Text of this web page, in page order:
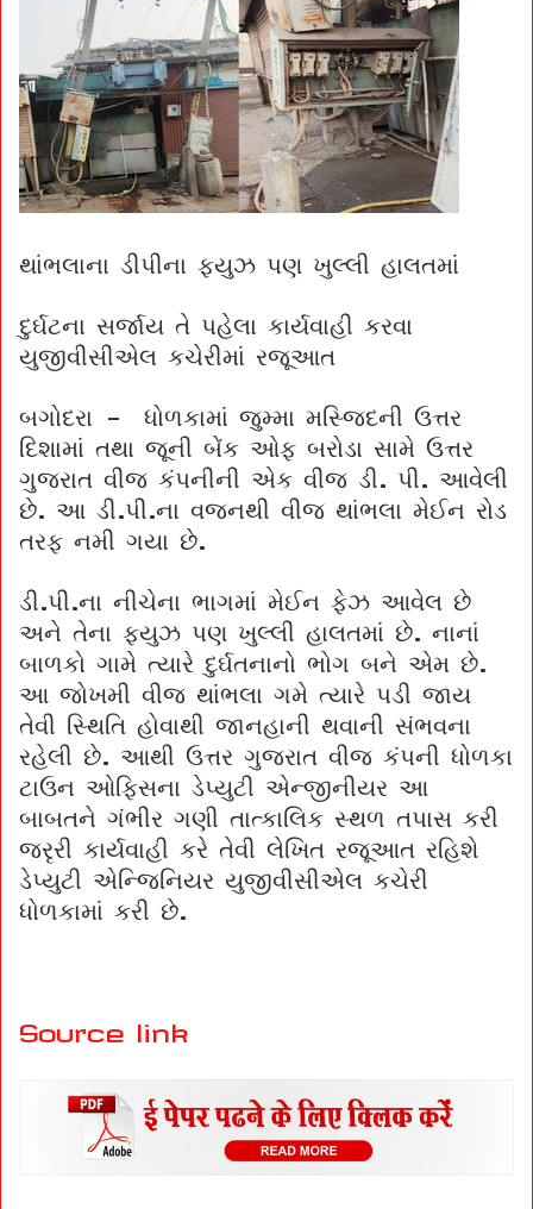
થાંભલાના ડીપીના ફ્યુઝ પણ ખુલ્લી હાલતમાં
દુર્ઘટના સર્જાય તે પહેલા કાર્યવાહી કરવા
યુજીવીસીએલ કચેરીમાં રજૂઆત
બગોદરા – ધોળકામાં જુમ્મા મસ્જિદની ઉત્તર
દિશામાં તથા જૂની બેંક ઓફ બરોડા સામે ઉત્તર
ગુજરાત વીજ કંપનીની એક વીજ ડી. પી. આવેલી
છે. આ ડી.પી.ના વજનથી વીજ થાંભલા મેઈન રોડ
તરફ નમી ગયા છે.
ડી.પી.ના નીચેના ભાગમાં મેઈન ફેઝ આવેલ છે
અને તેના ફ્યુઝ પણ ખુલ્લી હાલતમાં છે. નાનાં
બાળકો ગામે ત્યારે દુર્ઘતનાનો ભોગ બને એમ છે.
આ જોખમી વીજ થાંભલા ગમે ત્યારે પડી જાય
તેવી સ્થિતિ હોવાથી જાનહાની થવાની સંભવના
રહેલી છે. આથી ઉત્તર ગુજરાત વીજ કંપની ધોળકા
ટાઉન ઓફિસના ડેપ્યુટી એન્જીનીયર આ
બાબતને ગંભીર ગણી તાત્કાલિક સ્થળ તપાસ કરી
જરૃરી કાર્યવાહી કરે તેવી લેખિત રજૂઆત રહિશે
ડેપ્યુટી એન્જિનિયર યુજીવીસીએલ કચેરી
ધોળકામાં કરી છે.
Source link